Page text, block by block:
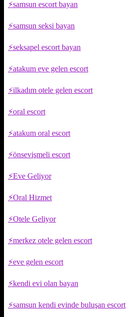
samsun escort bayan
samsun seksi bayan
seksapel escort bayan
atakum eve gelen escort
ilkadım otele gelen escort
oral escort
atakum oral escort
önsevişmeli escort
Eve Geliyor
Oral Hizmet
Otele Geliyor
merkez otele gelen escort
eve gelen escort
kendi evi olan bayan
samsun kendi evinde buluşan escort